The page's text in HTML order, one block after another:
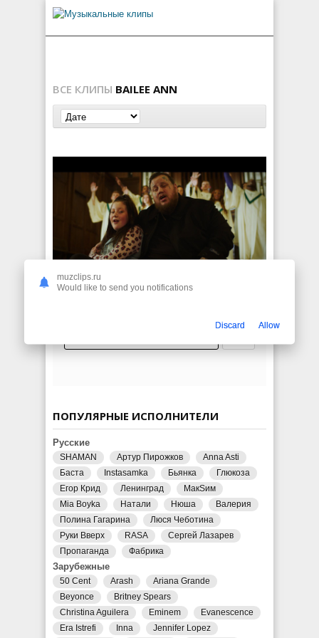
ВСЕ КЛИПЫ BAILEE ANN
Jelly Roll ft. Bailee Ann — Tears Could Talk
ПОПУЛЯРНЫЕ ИСПОЛНИТЕЛИ
Русские
SHAMAN Артур Пирожков
Anna Asti
Баста
Instasamka Бьянка
Глюкоза
Егор Крид
Ленинград
МакSим
Mia Boyka
Натали Нюша
Валерия
Полина Гагарина
Люся Чеботина
Руки Вверх
RASA
Сергей Лазарев
Пропаганда
Фабрика
Зарубежные
50 Cent Arash
Ariana Grande
Beyonce
Britney Spears
Christina Aguilera
Eminem
Evanescence
Era Istrefi
Inna Jennifer Lopez
muzclips.ru
Would like to send you notifications
Discard Allow